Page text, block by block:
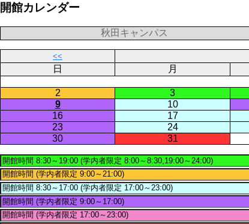
送
開館カレンダー
秋田キャンパス
<<
日 月
2
3
9
10
16
17
23
24
30
31